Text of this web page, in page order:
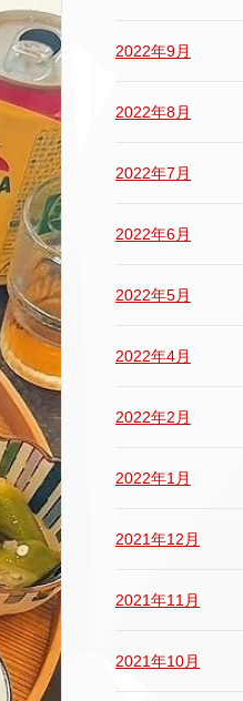
2022年9月
2022年8月
2022年7月
2022年6月
2022年5月
2022年4月
2022年2月
2022年1月
2021年12月
2021年11月
2021年10月